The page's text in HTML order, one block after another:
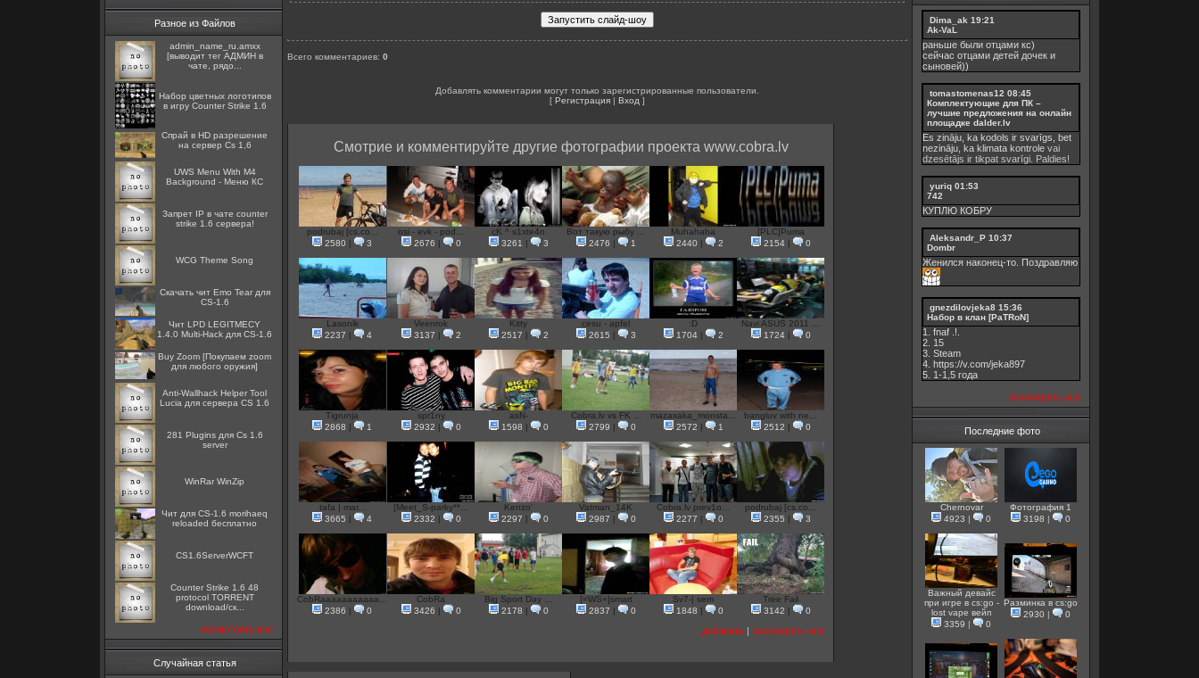
Разное из Файлов
admin_name_ru.amxx
[выводит тег АДМИН в
чате, рядо...
Набор цветных логотипов
в игру Counter Strike 1.6
Спрай в HD разрешение
на сервер Cs 1,6
UWS Menu With M4
Background - Меню КС
Запрет IP в чате counter
strike 1.6 сервера!
WCG Theme Song
Скачать чит Emo Tear для
CS-1.6
Чит LPD LEGITMECY
1.4.0 Multi-Hack для CS-1.6
Buy Zoom [Покупаем zoom
для любого оружия]
Anti-Wallhack Helper Tool
Lucia для сервера CS 1.6
281 Plugins для Cs 1.6
server
WinRar WinZip
Чит для CS-1.6 morihaeq
reloaded бесплатно
CS1.6ServerWCFT
Counter Strike 1.6 48
protocol TORRENT
download/ск...
посмотреть все
Случайная статья
Всего комментариев: 0
Добавлять комментарии могут только зарегистрированные пользователи.
[ Регистрация Вход ]
Смотрие и комментируйте другие фотографии проекта www.cobra.lv
podrubaj [cs.co...
2580
3
osi - evk - pod...
2676
0
cK ^ s1xte4n
3261
3
Вот такую рыбу ...
2476
1
Muhahaha
2440
2
[PLC]Puma
2154| 0
Lasonik
2237
4
Veenrok
3137
2
Kitty
2517
2
cesu - apfel
2615
3
:D
1704| 2
Navi ASUS 2011 ...
1724| 0
Tigrunja
2868
1
spr1ny
2932
0
asN-
1598
0
Cobra.lv vs FK ...
2799
0
mazaxaka_monsta...
2572
1
bangluv with ne...
2512
0
tafa | mar...
3665
4
[Meet_S-parky**...
2332
0
Kenzo'
2297
0
Vatman_14K
2987
0
Cobra.lv prev1o...
2277
0
podrubaj [cs.co...
2355
3
CobRaaaaaaaaaaa...
2386
0
CobRa
3426
0
Big Sport Day ...
2178
0
[=WS=]smart
2837
0
Sv7-| sem
1848
0
Tree Fail
3142
0
добавить посмотреть все
Dima_ak 19:21
Ak-VaL
раньше были отцами кс)
сейчас отцами детей дочек и
сыновей))
tomastomenas12 08:45
Комплектующие для ПК –
лучшие предложения на онлайн
площадке dalder.lv
Es zināju, ka kodols ir svarīgs, bet
nezināju, ka klimata kontrole vai
dzesētājs ir tikpat svarīgi. Paldies!
yuriq 01:53
742
КУПЛЮ КОБРУ
Aleksandr_P 10:37
Dombr
Женился наконец-то. Поздравляю
gnezdilovjeka8 15:36
Набор в клан [PaTRoN]
1. fnaf .!.
2. 15
3. Steam
4. https://v.com/jeka897
5. 1-1,5 годa
посмотреть все
Последние фото
Chernovar
4923 | 0
Фотография 1
3198 | 0
Важный девайс
при игре в cs:go -
lost vape вейп
3359 | 0
Разминка в cs:go
2930 | 0